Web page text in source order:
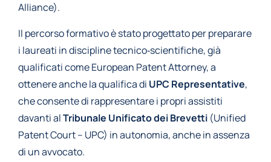
Alliance).
Il percorso formativo è stato progettato per preparare
i laureati in discipline tecnico‑scientifiche, già
qualificati come European Patent Attorney, a
ottenere anche la qualifica di UPC Representative,
che consente di rappresentare i propri assistiti
davanti alTribunale Unificato dei Brevetti (Unified
Patent Court – UPC) in autonomia, anche in assenza
di un avvocato.